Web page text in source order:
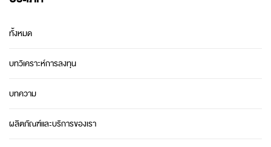
ทั้งหมด
บทวิเคราะห์การลงทุน
บทความ
ผลิตภัณฑ์และบริการของเรา